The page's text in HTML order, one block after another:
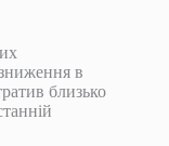
в
близько